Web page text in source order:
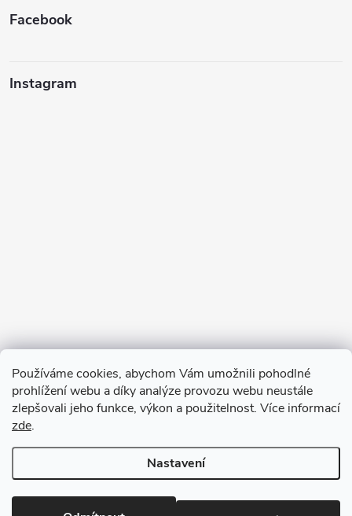
Používáme cookies, abychom Vám umožnili pohodlné
prohlížení webu a díky analýze provozu webu neustále
zlepšovali jeho funkce, výkon a použitelnost. Více informací
zde.
Nastavení
Facebook
Instagram
Sledovat na Instagramu
Blog
Copyright 2026Mydlárna U Dvou koček. Všechna práva vyhrazena.
Upravit nastavení cookies